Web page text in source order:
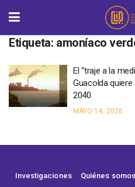
Etiqueta: amoníaco
El “traje a la
Guacolda
2040
MAYO 14, 2026
Investigaciones Quiénes somos